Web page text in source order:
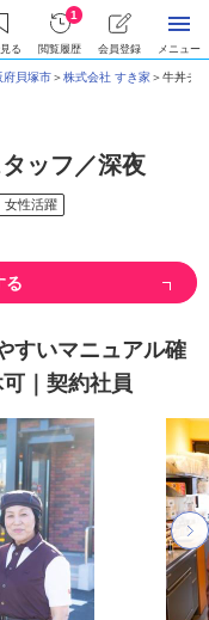
る
1
閲覧履歴 会員登録 メニュー
府貝塚市＞株式会社 すき家＞牛丼チ
ッフ／深夜
女性活躍
る
すいマニュアル確
｜契約社員